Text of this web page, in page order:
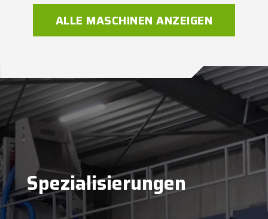
ALLE MASCHINEN ANZEIGEN
Spezialisierungen